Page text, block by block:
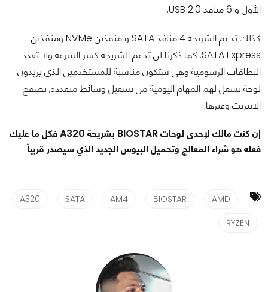
الأول و 6 منافذ USB 2.0.
كذلك تدعم الشريحة 4 منافذ SATA و منفذين NVMe ومنفذين
SATA Express. كما ذكرنا لن تدعم الشريحة كسر السرعة ولا تعدد
البطاقات الرسومية وهي ستكون مناسبة للمستخدمين الذي يريدون
لوحة تشغل لهم المهام اليومية من تشغيل وسائط متعددة, تصفح
الانترنت وغيرها.
إن كنت مالك لإحدى لوحات BIOSTAR بشريحة A320 فكل ما عليك
فعله هو شراء المعالج وتحميل البيوس الجديد الذي سيصدر قريباً
AMD
BIOSTAR
AM4
SATA
A320
RYZEN